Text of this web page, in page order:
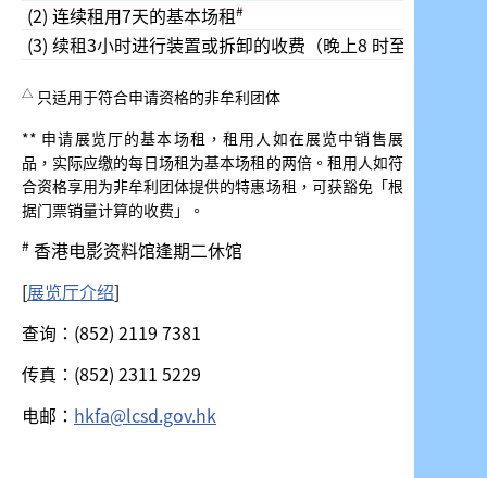
(2) 连续租用7天的基本场租#
(3) 续租3小时进行装置或拆卸的收费（晚上8 时至 11 时）
△ 只适用于符合申请资格的非牟利团体
** 申请展览厅的基本场租，租用人如在展览中销售展
品，实际应缴的每日场租为基本场租的两倍。租用人如符
合资格享用为非牟利团体提供的特惠场租，可获豁免「根
据门票销量计算的收费」。
# 香港电影资料馆逢期二休馆
[展览厅介绍]
查询：(852) 2119 7381
传真：(852) 2311 5229
电邮： hkfa@lcsd.gov.hk